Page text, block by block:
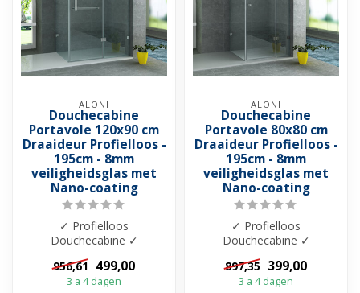
ALONI
Douchecabine
Portavole 120x90 cm
Draaideur Profielloos -
195cm - 8mm
veiligheidsglas met
Nano-coating
✓ Profielloos
Douchecabine ✓
Douchedeur draaideur ✓
8mm veiliegheidsglas ✓
Antik...
956,61 499,00
3 a 4 dagen
ALONI
Douchecabine
Portavole 80x80 cm
Draaideur Profielloos -
195cm - 8mm
veiligheidsglas met
Nano-coating
✓ Profielloos
Douchecabine ✓
Douchedeur draaideur ✓
8mm veiliegheidsglas ✓
Antik...
897,35 399,00
3 a 4 dagen